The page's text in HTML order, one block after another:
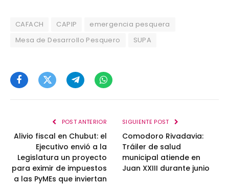
CAFACH CAPIP
emergencia pesquera
Mesa de Desarrollo Pesquero
SUPA
FacebookTwitterTelegramWhatsApp
POST ANTERIOR
Alivio fiscal en Chubut: el
Ejecutivo envió a la
Legislatura un proyecto
para eximir de impuestos
a las PyMEs que inviertan
SIGUIENTE POST
Comodoro Rivadavia:
Tráiler de salud
municipal atiende en
Juan XXIII durante junio